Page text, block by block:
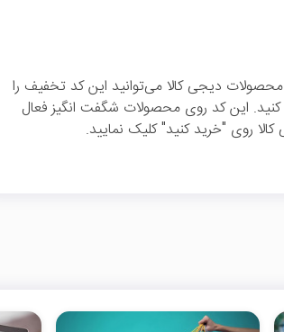
تومان از تمام محصولات دیجی کالا می‌توانید این کد تخفیف را
دریافت کنید. این کد روی محصولات شگفت انگیز فعال
روی "خرید کنید" کلیک نمایید.